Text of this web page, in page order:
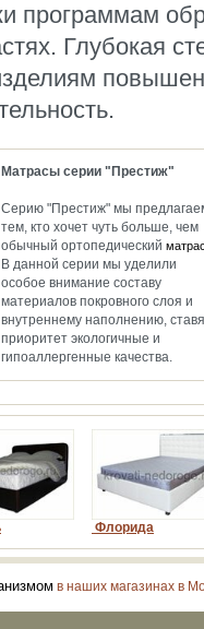
программам
Глубокая
Матрасы серии "Престиж"
Серию "Престиж" мы
тем, кто хочет чуть больше, чем
обычный ортопедический
В данной серии мы уделили
особое внимание составу
материалов покровного слоя и
внутреннему наполнению,
приоритет экологичные и
гипоаллергенные качества.
Флорида
в наших магазинах в